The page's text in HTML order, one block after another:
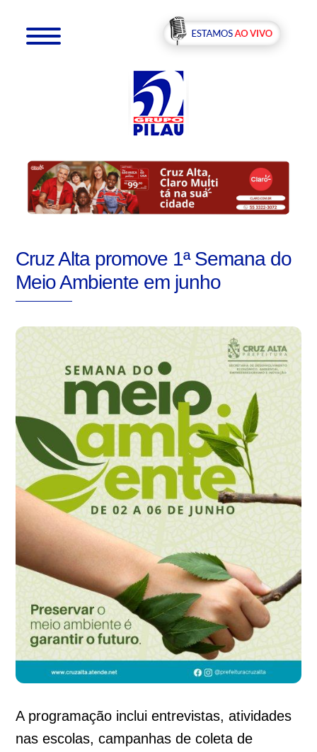
Cruz Alta promove 1ª Semana do
Meio Ambiente em junho
A programação inclui entrevistas, atividades
nas escolas, campanhas de coleta de